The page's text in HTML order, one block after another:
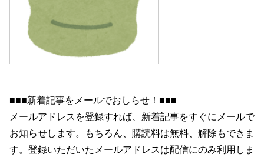
■■■新着記事をメールでおしらせ！■■■
メールアドレスを登録すれば、新着記事をすぐにメールで
お知らせします。もちろん、購読料は無料、解除もできま
す。登録いただいたメールアドレスは配信にのみ利用しま